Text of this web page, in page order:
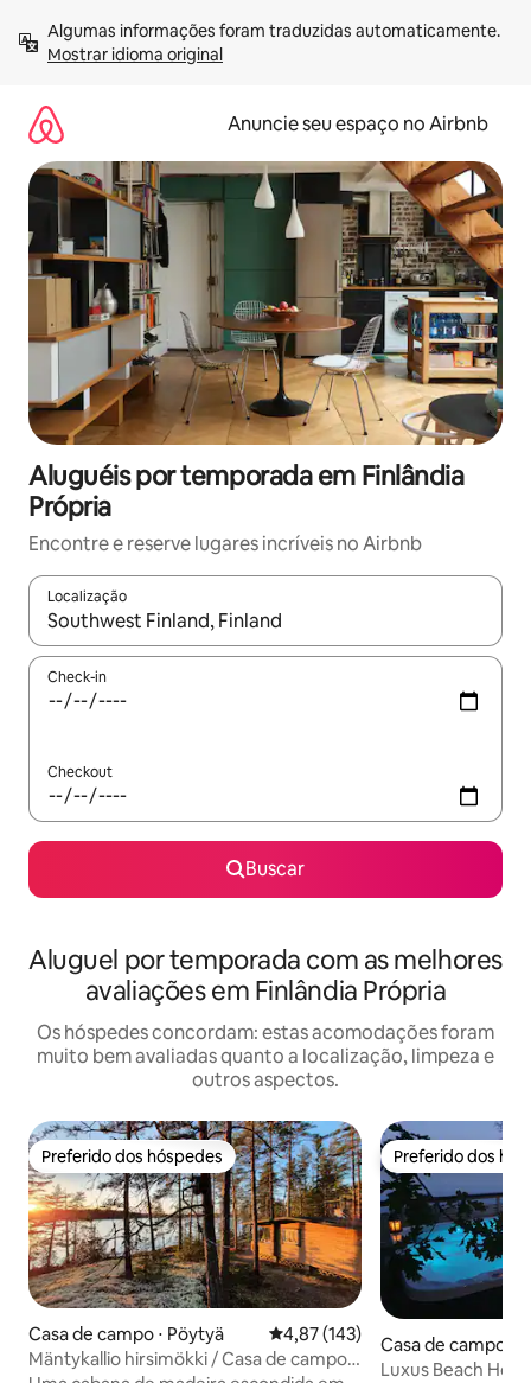
para
Mostrar idioma original
Anuncie seu espaço no Airbnb
Aluguéis por temporada em Finlândia
Própria
Encontre e reserve lugares incríveis no Airbnb
Localização
Quando os resultados estiverem disponíveis, explore-os
Check-in
Checkout
Buscar
Aluguel por temporada com as melhores
avaliações em Finlândia Própria
Os hóspedes concordam: estas acomodações foram
muito bem avaliadas quanto a localização, limpeza e
outros aspectos.
Preferido dos hóspedes
Preferido dos hóspedes
Casa de campo ⋅ Pöytyä 4,87 de uma avaliação média de
4,87 (143)
Mäntykallio hirsimökki / Casa de campo
Preferido dos
Preferido dos
Casa de campo ⋅
Luxus Beach